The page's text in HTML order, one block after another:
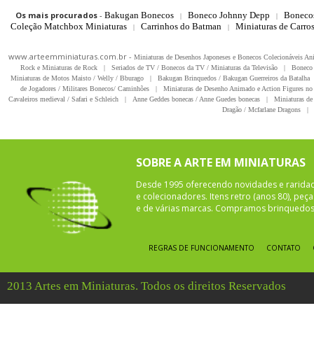
Os mais procurados- Bakugan Bonecos | Boneco Johnny Depp |
Coleção Matchbox Miniaturas
| Carrinhos do Batman | Miniaturas de
www.arteemminiaturas.com.br - Miniaturas de Desenhos Japoneses e Bonecos Colecionáveis
Rock e Miniaturas de Rock
| Seriados de TV / Bonecos da TV / Miniaturas da Televisão |
Miniaturas de Motos Maisto / Welly / Bburago
| Bakugan Brinquedos / Bakugan Guerreiros da Batalha
de Jogadores / Militares Bonecos/ Caminhões
|
Miniaturas de Desenho Animado e Action Figures
Cavaleiros medieval / Safari e Schleich
| Anne Geddes bonecas / Anne Guedes bonecas |
Miniaturas
Dragão / Mcfarlane Dragons
|
SOBRE A ARTE EM MINIATURAS
Desde 1995 oferecendo novidades e
e colecionadores. Itens retro (anos 80),
e de várias marcas. Compramos
REGRAS DE FUNCIONAMENTO CONTATO
2013 Artes em Miniaturas. Todos os direitos Reservados